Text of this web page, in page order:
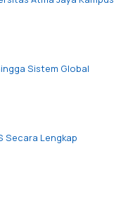
Sistem Global
Secara Lengkap